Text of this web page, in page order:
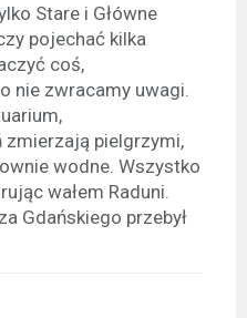
Stare i Główne
pojechać kilka
coś,
nie zwracamy uwagi.
pielgrzymi,
wodne. Wszystko
wałem Raduni.
Gdańskiego przebył